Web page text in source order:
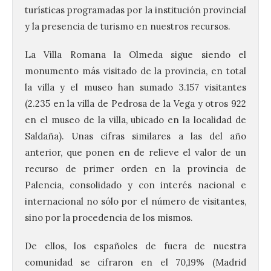
turísticas programadas por la institución provincial
y la presencia de turismo en nuestros recursos.
La Villa Romana la Olmeda sigue siendo el
monumento más visitado de la provincia, en total
la villa y el museo han sumado 3.157 visitantes
(2.235 en la villa de Pedrosa de la Vega y otros 922
en el museo de la villa, ubicado en la localidad de
Saldaña). Unas cifras similares a las del año
anterior, que ponen en de relieve el valor de un
recurso de primer orden en la provincia de
Palencia, consolidado y con interés nacional e
internacional no sólo por el número de visitantes,
sino por la procedencia de los mismos.
De ellos, los españoles de fuera de nuestra
comunidad se cifraron en el 70,19% (Madrid